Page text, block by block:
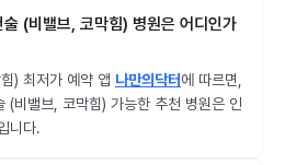
(비밸브, 코막힘) 병원은 어디인가
) 최저가 예약 앱 나만의닥터에 따르면,
(비밸브, 코막힘) 가능한 추천 병원은 인
니다.